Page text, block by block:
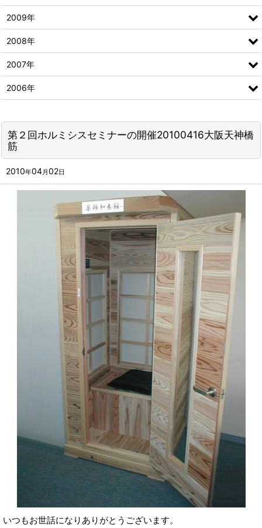
第２回ホルミシスセミナーの開催20100416大阪天神橋
筋
2010年04月 02日
いつもお世話になりありがとうございます。
2009年
2008年
2007年
2006年